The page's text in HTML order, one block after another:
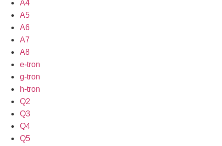
A4
A5
A6
A7
A8
e-tron
g-tron
h-tron
Q2
Q3
Q4
Q5